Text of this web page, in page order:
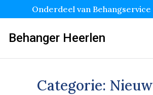
Onderdeel van
Behanger Heerlen
Categorie: